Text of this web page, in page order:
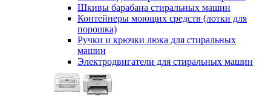
Шкивы барабана стиральных машин
Контейнеры моющих средств (лотки для
порошка)
Ручки и крючки люка для стиральных
машин
Электродвигатели для стиральных машин